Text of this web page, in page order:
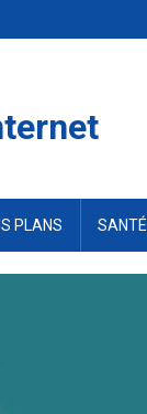
PLANS SANTÉ